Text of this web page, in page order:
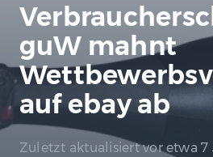
guW mahnt
auf ebay ab
Zuletzt aktualisiertvor etwa 7